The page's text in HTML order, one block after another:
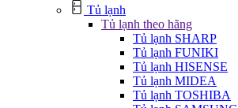
Tủ lạnh
Tủ lạnh theo hãng
Tủ lạnh SHARP
Tủ lạnh FUNIKI
Tủ lạnh HISENSE
Tủ lạnh MIDEA
Tủ lạnh TOSHIBA